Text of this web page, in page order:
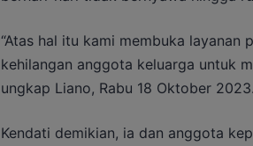
“Atas hal itu kami membuka layanan
kehilangan anggota keluarga untuk
ungkap Liano, Rabu 18 Oktober 2023.
Kendati demikian, ia dan anggota